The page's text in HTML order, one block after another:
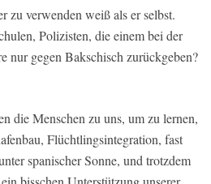
zu verwenden weiß als er selbst.
Polizisten, die einem bei der
nur gegen Bakschisch zurückgeben?
die Menschen zu uns, um zu lernen,
Flüchtlingsintegration, fast
spanischer Sonne, und trotzdem